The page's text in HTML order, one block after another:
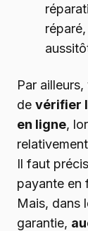
Par
de vérifier
en ligne,
Il faut
payante en
Mais, dans
garantie,